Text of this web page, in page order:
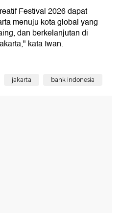
Festival 2026 dapat
menuju kota global yang
dan berkelanjutan di
kata Iwan.
jakarta bank indonesia